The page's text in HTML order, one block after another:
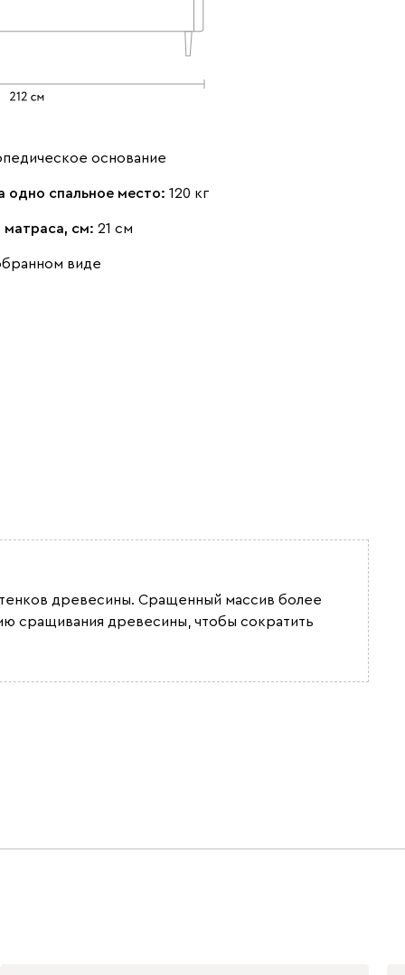
основание
одно спальное место: 120 кг
матраса, см: 21 см
виде
древесины. Сращенный массив более
сращивания древесины, чтобы сократить